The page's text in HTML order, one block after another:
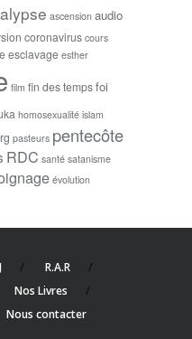
ascension audio
coronavirus cours
esclavage esther
film fin des tempsfoi
homosexualité islam
pasteurs pentecôte
RDC santé satanisme
évolution
R.A.R
Nos Livres
Nous contacter